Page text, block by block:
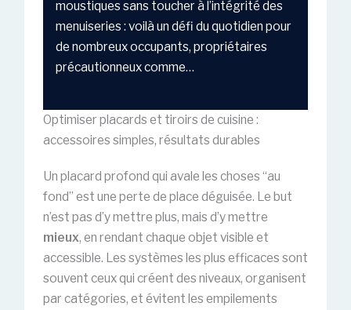
moustiques sans toucher à l’intégrité des
menuiseries : voilà un défi du quotidien pour
de nombreux occupants, propriétaires
précautionneux comme…
Optimiser placards et tiroirs de cuisine :
accessoires simples, résultats durables
Un placard profond qui avale les choses “au
fond” est une perte de place déguisée. Le but
n’est pas d’y mettre plus, mais d’y mettre
mieux, en rendant chaque objet visible et
accessible. Les systèmes les plus efficaces sont
souvent ceux qui créent des niveaux, organisent
par catégories, et évitent les empilements